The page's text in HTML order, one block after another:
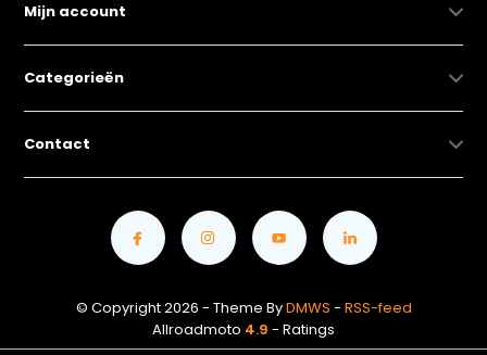
Mijn account
Categorieën
Contact
© Copyright 2026 - Theme ByDMWS - RSS-feed
Allroadmoto 4.9 - Ratings